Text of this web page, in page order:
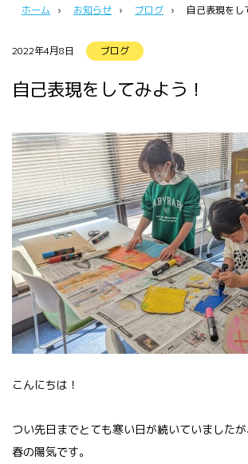
ホーム › お知らせ › ブログ › 自己表現をし
2022年4月8日 ブログ
自己表現をしてみよう！
こんにちは！
つい先日までとても寒い日が続いていました
春の陽気です。